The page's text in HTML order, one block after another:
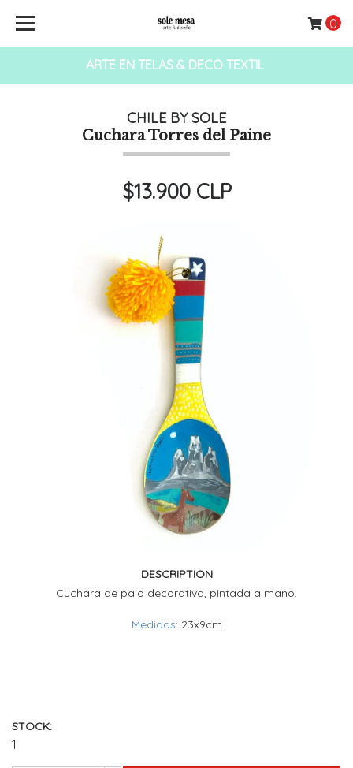
ARTE EN TELAS & DECO TEXTIL
0
CHILE BY SOLE
Cuchara Torres del Paine
$13.900 CLP
DESCRIPTION
Cuchara de palo decorativa, pintada a mano.
Medidas: 23x9cm
STOCK:
1